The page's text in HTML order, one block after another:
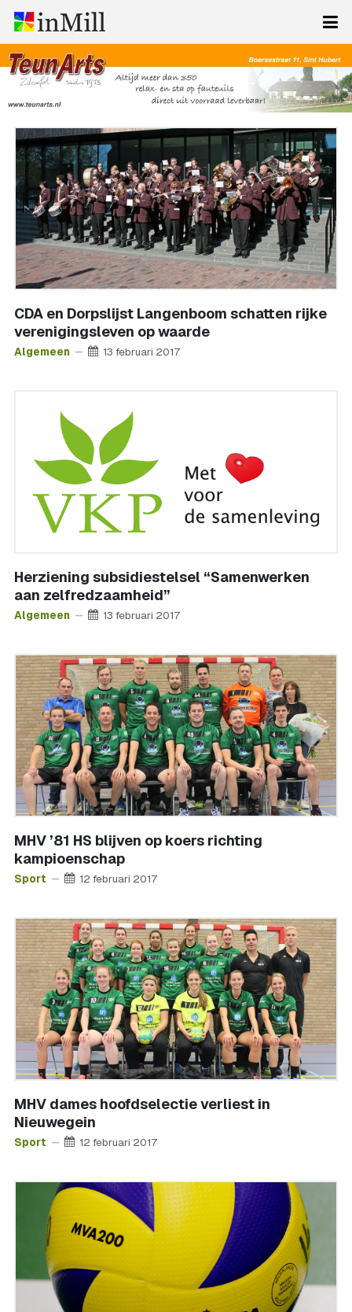
CDA en Dorpslijst Langenboom schatten rijke
verenigingsleven op waarde
Algemeen 13 februari 2017
Herziening subsidiestelsel “Samenwerken
aan zelfredzaamheid”
Algemeen 13 februari 2017
MHV ’81 HS blijven op koers richting
kampioenschap
Sport 12 februari 2017
MHV dames hoofdselectie verliest in
Nieuwegein
Sport 12 februari 2017